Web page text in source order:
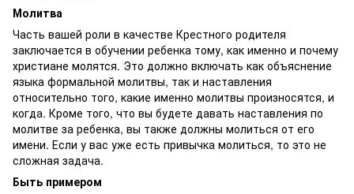
Молитва
Часть вашей роли в качестве Крестного родителя
заключается в обучении ребенка тому, как именно и почему
христиане молятся. Это должно включать как объяснение
языка формальной молитвы, так и наставления
относительно того, какие именно молитвы произносятся, и
когда. Кроме того, что вы будете давать наставления по
молитве за ребенка, вы также должны молиться от его
имени. Если у вас уже есть привычка молиться, то это не
сложная задача.
Быть примером